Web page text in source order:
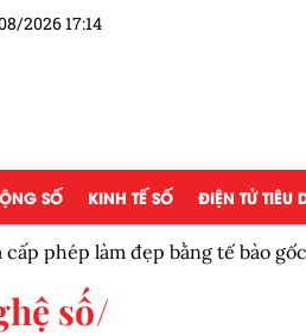
2026 17:14
SỐ KINH TẾ SỐ ĐIỆN TỬ TIÊU
cấp phép làm đẹp bằng tế bào
số